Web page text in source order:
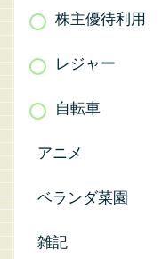
株主優待利用
レジャー
自転車
アニメ
ベランダ菜園
雑記